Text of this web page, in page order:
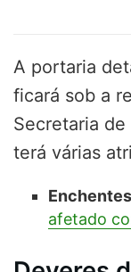
A portaria
ficará sob a
Secretaria
terá várias
afetado